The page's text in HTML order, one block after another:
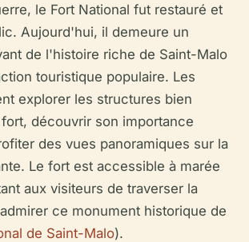
le Fort National fut restauré et
Aujourd'hui, il demeure un
de l'histoire riche de Saint-Malo
touristique populaire. Les
explorer les structures bien
découvrir son importance
des vues panoramiques sur la
Le fort est accessible à marée
aux visiteurs de traverser la
ce monument historique de
de Saint-Malo).